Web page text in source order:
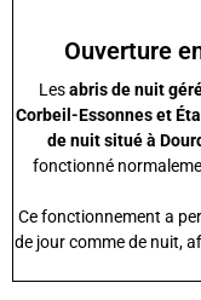
Ouverture
Lesabris de nuit
Corbeil-Essonnes et
de nuit situé à
fonctionné
Ce fonctionnement a
de jour comme de nuit,